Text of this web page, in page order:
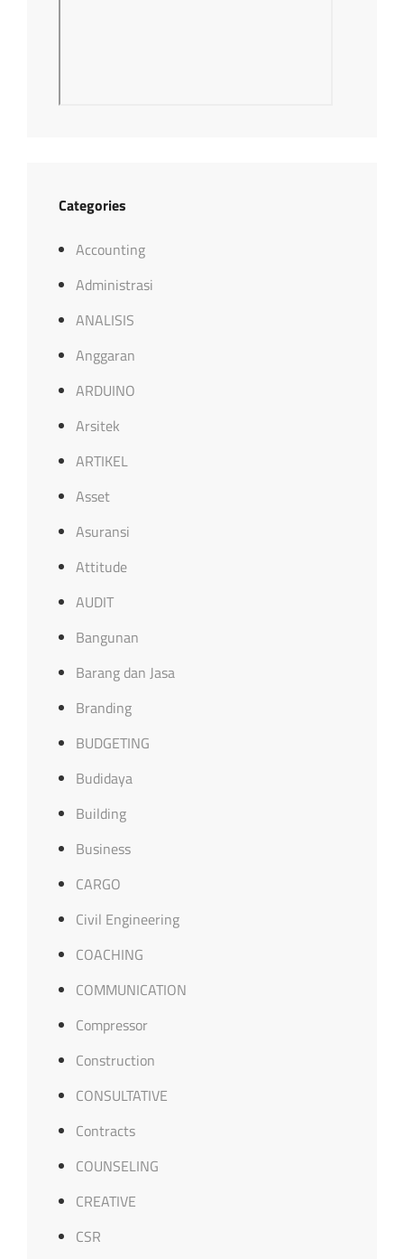
Categories
Accounting
Administrasi
ANALISIS
Anggaran
ARDUINO
Arsitek
ARTIKEL
Asset
Asuransi
Attitude
AUDIT
Bangunan
Barang dan Jasa
Branding
BUDGETING
Budidaya
Building
Business
CARGO
Civil Engineering
COACHING
COMMUNICATION
Compressor
Construction
CONSULTATIVE
Contracts
COUNSELING
CREATIVE
CSR